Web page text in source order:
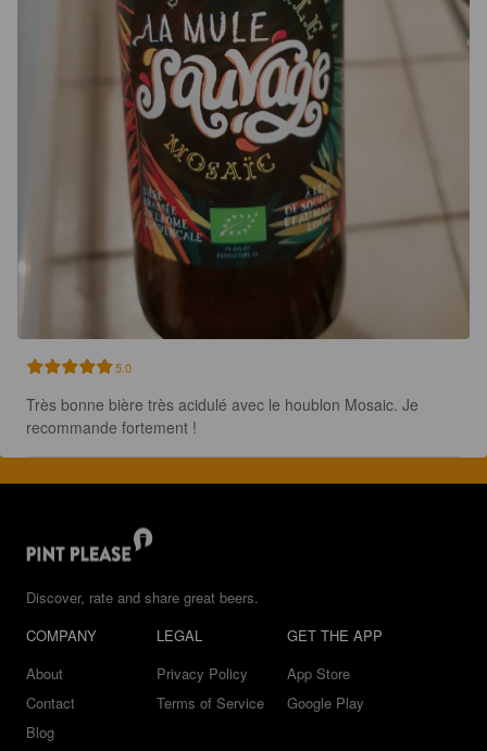
5.0
Très bonne bière très acidulé avec le houblon Mosaic. Je
recommande fortement !
Discover, rate and share great beers.
COMPANY
About
Contact
Blog
LEGAL
Privacy Policy
Terms of Service
GET THE APP
App Store
Google Play